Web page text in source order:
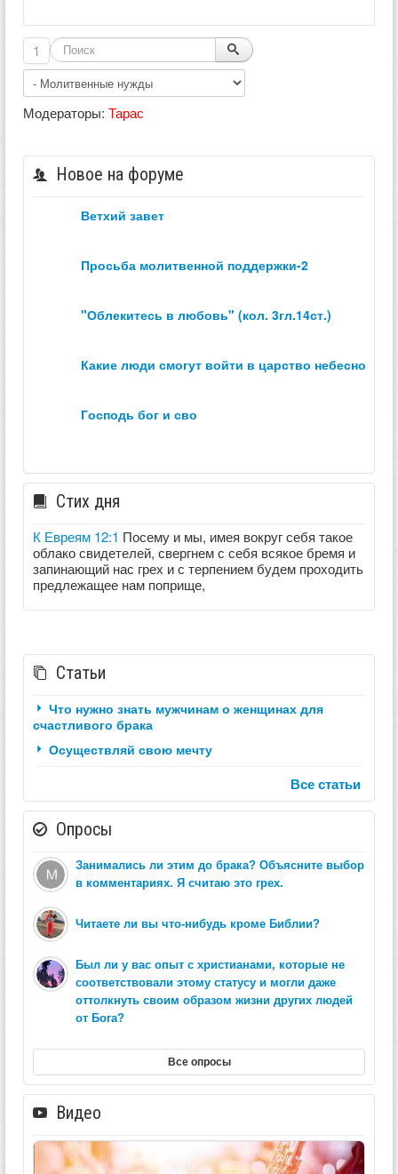
1
Модераторы: Тарас
Новое на форуме
ветхий завет
просьба молитвенной поддержки-2
"облекитесь в любовь" (кол. 3гл.14ст.)
какие люди смогут войти в царство небесное？
господь бог и сво
Стих дня
К Евреям 12:1 Посему и мы, имея вокруг себя такое
облако свидетелей, свергнем с себя всякое бремя и
запинающий нас грех и с терпением будем проходить
предлежащее нам поприще,
Статьи
Что нужно знать мужчинам о женщинах для
счастливого брака
Осуществляй свою мечту
Все статьи
Опросы
Занимались ли этим до брака? Объясните выбор
в комментариях. Я считаю это грех.
Читаете ли вы что-нибудь кроме Библии?
Был ли у вас опыт с христианами, которые не
соответствовали этому статусу и могли даже
оттолкнуть своим образом жизни других людей
от Бога?
Все опросы
Видео